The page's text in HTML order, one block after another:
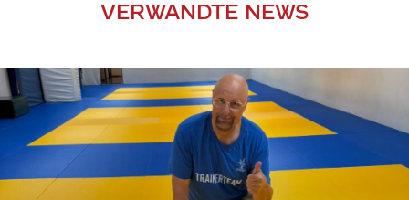
VERWANDTE NEWS